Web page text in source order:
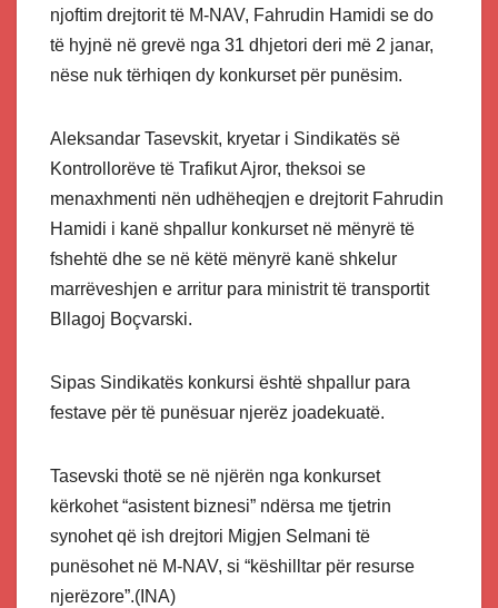
njoftim drejtorit të M-NAV, Fahrudin Hamidi se do
të hyjnë në grevë nga 31 dhjetori deri më 2 janar,
nëse nuk tërhiqen dy konkurset për punësim.
Aleksandar Tasevskit, kryetar i Sindikatës së
Kontrollorëve të Trafikut Ajror, theksoi se
menaxhmenti nën udhëheqjen e drejtorit Fahrudin
Hamidi i kanë shpallur konkurset në mënyrë të
fshehtë dhe se në këtë mënyrë kanë shkelur
marrëveshjen e arritur para ministrit të transportit
Bllagoj Boçvarski.
Sipas Sindikatës konkursi është shpallur para
festave për të punësuar njerëz joadekuatë.
Tasevski thotë se në njërën nga konkurset
kërkohet “asistent biznesi” ndërsa me tjetrin
synohet që ish drejtori Migjen Selmani të
punësohet në M-NAV, si “këshilltar për resurse
njerëzore”.(INA)